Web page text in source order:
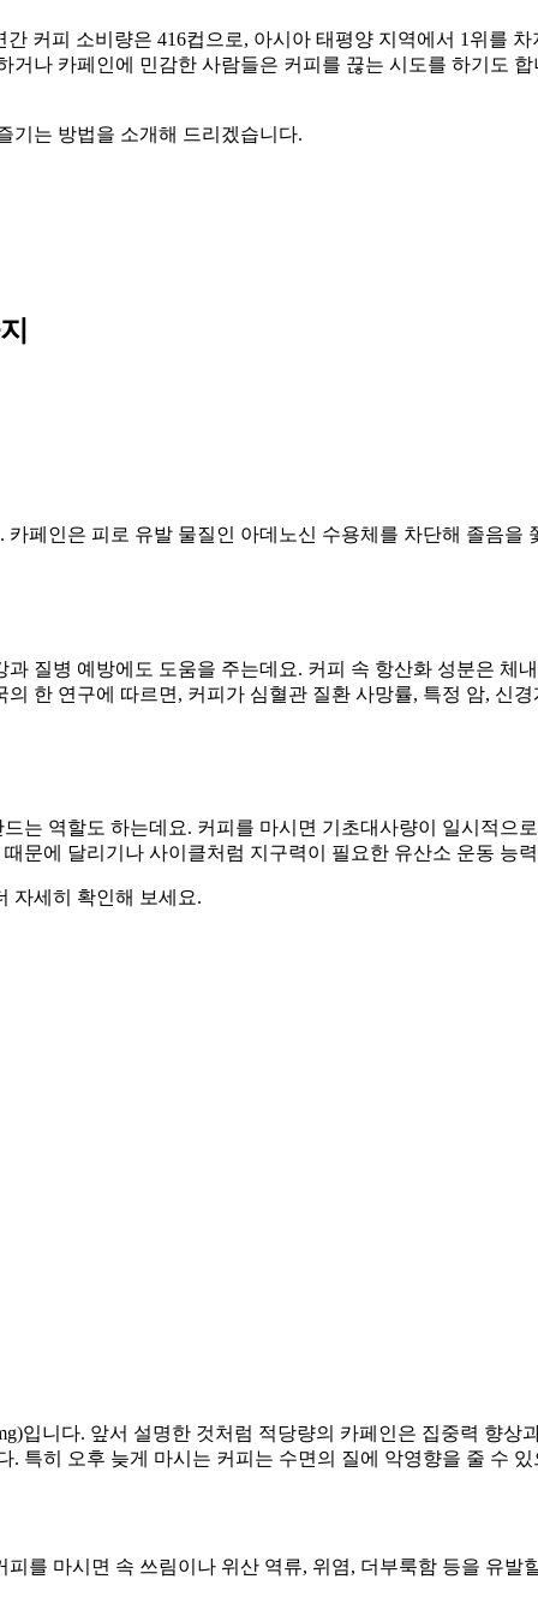
커피 소비량은 416컵으로, 아시아 태평양 지역에서 1위를
나 카페인에 민감한 사람들은 커피를 끊는 시도를 하기도
기는 방법을 소개해 드리겠습니다.
페인은 피로 유발 물질인 아데노신 수용체를 차단해 졸음
질병 예방에도 도움을 주는데요. 커피 속 항산화 성분은 체
한 연구에 따르면, 커피가 심혈관 질환 사망률, 특정 암, 신
는 역할도 하는데요. 커피를 마시면 기초대사량이 일시적으
문에 달리기나 사이클처럼 지구력이 필요한 유산소 운동 능
자세히 확인해 보세요.
입니다. 앞서 설명한 것처럼 적당량의 카페인은 집중력 향
특히 오후 늦게 마시는 커피는 수면의 질에 악영향을 줄 수
를 마시면 속 쓰림이나 위산 역류, 위염, 더부룩함 등을 유